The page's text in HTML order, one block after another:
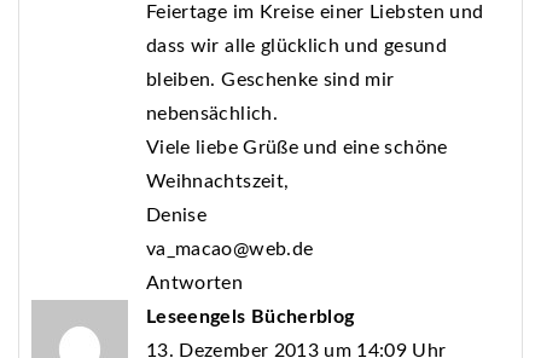
Feiertage im Kreise einer Liebsten und
dass wir alle glücklich und gesund
bleiben. Geschenke sind mir
nebensächlich.
Viele liebe Grüße und eine schöne
Weihnachtszeit,
Denise
va_macao@web.de
Antworten
Leseengels Bücherblog
13. Dezember 2013 um 14:09 Uhr